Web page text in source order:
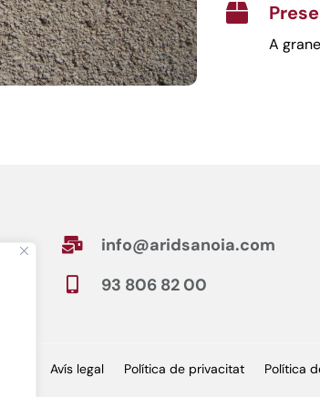

A
 info@aridsanoia.com
 93 806 82 00
Avís legal Política de privacitat Política